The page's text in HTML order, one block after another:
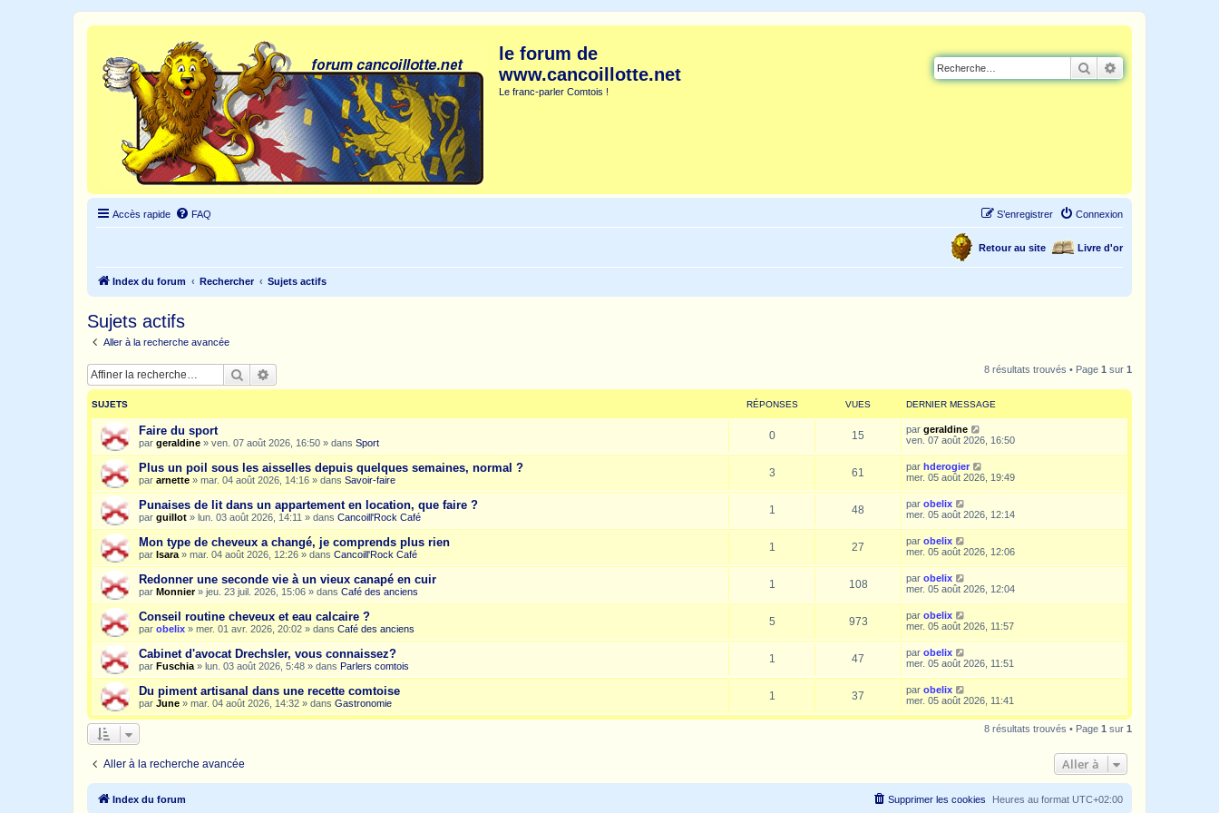
le forum de
www.cancoillotte.net
Le franc-parler Comtois !
Rechercher
Accès rapide FAQ Connexion
S’enregistrer
Livre d'or
Retour au site
Index du forum Rechercher Sujets actifs
Sujets actifs
Aller à la recherche avancée
Rechercher 8 résultats trouvés • Page 1 sur 1
SUJETS RÉPONSES VUES DERNIER MESSAGE
Faire du sport
par geraldine » ven. 07 août 2026, 16:50 » dans Sport
0 15 par geraldine
ven. 07 août 2026, 16:50
Plus un poil sous les aisselles depuis quelques semaines, normal ?
par arnette » mar. 04 août 2026, 14:16 » dans Savoir-faire
3 61 par hderogier
mer. 05 août 2026, 19:49
Punaises de lit dans un appartement en location, que faire ?
par guillot » lun. 03 août 2026, 14:11 » dans Cancoill'Rock Café
1 48 par obelix
mer. 05 août 2026, 12:14
Mon type de cheveux a changé, je comprends plus rien
par Isara » mar. 04 août 2026, 12:26 » dans Cancoill'Rock Café
1 27 par obelix
mer. 05 août 2026, 12:06
Redonner une seconde vie à un vieux canapé en cuir
par Monnier» jeu. 23 juil. 2026, 15:06 » dans Café des anciens
1 108 par obelix
mer. 05 août 2026, 12:04
Conseil routine cheveux et eau calcaire ?
par obelix » mer. 01 avr. 2026, 20:02 » dans Café des anciens
5 973 par obelix
mer. 05 août 2026, 11:57
Cabinet d'avocat Drechsler, vous connaissez?
par Fuschia » lun. 03 août 2026, 5:48 » dans Parlers comtois
1 47 par obelix
mer. 05 août 2026, 11:51
Du piment artisanal dans une recette comtoise
par June » mar. 04 août 2026, 14:32 » dans Gastronomie
1 37 par obelix
mer. 05 août 2026, 11:41
8 résultats trouvés • Page 1 sur 1
Aller à la recherche avancée Aller à
Index du forum Heures au format UTC+02:00
Supprimer les cookies